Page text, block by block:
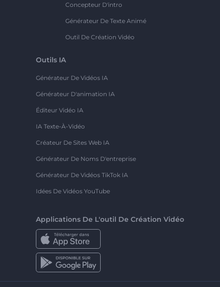
Concepteur D'intro
Générateur De Texte Animé
Outil De Création Vidéo
Outils IA
Générateur De Vidéos IA
Générateur D'animation IA
Éditeur Vidéo IA
IA Texte-À-Vidéo
Créateur De Sites Web IA
Générateur De Noms D'entreprise
Générateur De Vidéos TikTok IA
Idées De Vidéos YouTube
Applications De L'outil De Création Vidéo